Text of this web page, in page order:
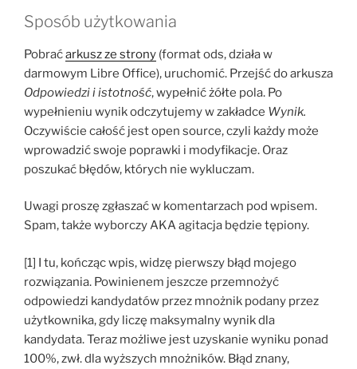
Sposób użytkowania
Pobraćarkusz ze strony (format ods, działa w
darmowym Libre Office), uruchomić. Przejść do arkusza
Odpowiedzi i istotność, wypełnić żółte pola. Po
wypełnieniu wynik odczytujemy w zakładce Wynik.
Oczywiście całość jest open source, czyli każdy może
wprowadzić swoje poprawki i modyfikacje. Oraz
poszukać błędów, których nie wykluczam.
Uwagi proszę zgłaszać w komentarzach pod wpisem.
Spam, także wyborczy AKA agitacja będzie tępiony.
[1] I tu, kończąc wpis, widzę pierwszy błąd mojego
rozwiązania. Powinienem jeszcze przemnożyć
odpowiedzi kandydatów przez mnożnik podany przez
użytkownika, gdy liczę maksymalny wynik dla
kandydata. Teraz możliwe jest uzyskanie wyniku ponad
100%, zwł. dla wyższych mnożników. Błąd znany,